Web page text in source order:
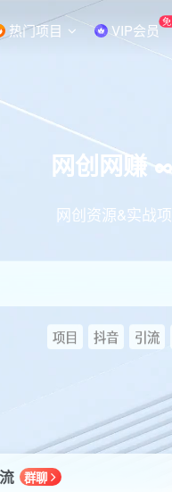
热门项目 VIP会员
网创网赚
网创资源&实战
项目 抖音 引流
群聊